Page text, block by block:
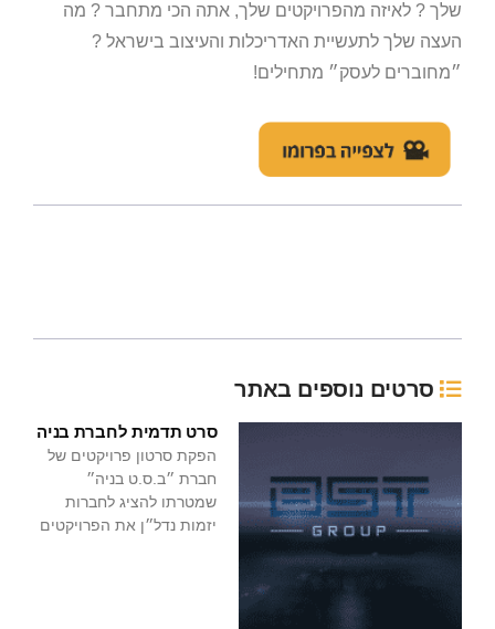
שלך ? לאיזה מהפרויקטים שלך, אתה הכי מתחבר ? מה
העצה שלך לתעשיית האדריכלות והעיצוב בישראל ?
״מחוברים לעסק״ מתחילים!
סרטים נוספים באתר
סרט תדמית לחברת בניה
הפקת סרטון פרויקטים של
חברת ״ב.ס.ט בניה״
שמטרתו להציג לחברות
יזמות נדל״ן את הפרויקטים